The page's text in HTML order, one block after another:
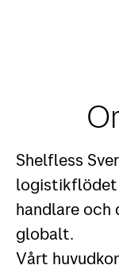
Shelfless
logistikflödet
handlare
globalt.
Vårt